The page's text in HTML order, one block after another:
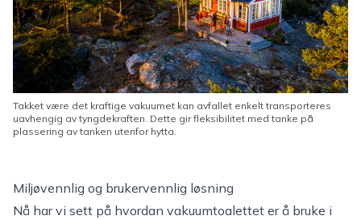
Takket være det kraftige vakuumet kan avfallet enkelt transporteres
uavhengig av tyngdekraften. Dette gir fleksibilitet med tanke på
plassering av tanken utenfor hytta.
Miljøvennlig og brukervennlig løsning
Nå har vi sett på hvordan vakuumtoalettet er å bruke i